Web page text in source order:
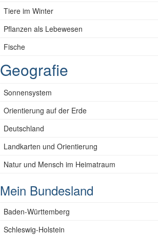
Tiere im Winter
Pflanzen als Lebewesen
Fische
Geografie
Sonnensystem
Orientierung auf der Erde
Deutschland
Landkarten und Orientierung
Natur und Mensch im Heimatraum
Mein Bundesland
Baden-Württemberg
Schleswig-Holstein